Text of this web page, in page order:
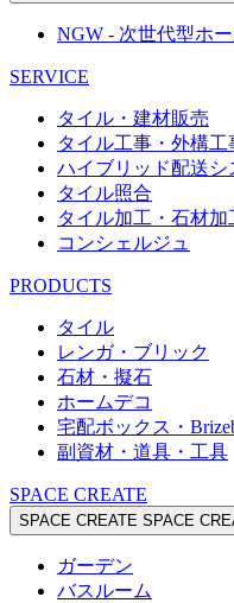
NGW - 次世代型ホ
SERVICE
タイル・建材販売
タイル工事・外構工
ハイブリッド配送シ
タイル照合
タイル加工・石材加
コンシェルジュ
PRODUCTS
タイル
レンガ・ブリック
石材・擬石
ホームデコ
宅配ボックス・
副資材・道具・工具
SPACE CREATE
SPACE CREATE SPACE
ガーデン
バスルーム